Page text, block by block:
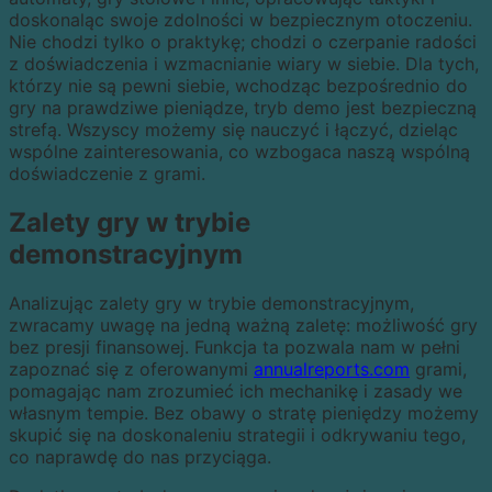
doskonaląc swoje zdolności w bezpiecznym otoczeniu.
Nie chodzi tylko o praktykę; chodzi o czerpanie radości
z doświadczenia i wzmacnianie wiary w siebie. Dla tych,
którzy nie są pewni siebie, wchodząc bezpośrednio do
gry na prawdziwe pieniądze, tryb demo jest bezpieczną
strefą. Wszyscy możemy się nauczyć i łączyć, dzieląc
wspólne zainteresowania, co wzbogaca naszą wspólną
doświadczenie z grami.
Zalety gry w trybie
demonstracyjnym
Analizując zalety gry w trybie demonstracyjnym,
zwracamy uwagę na jedną ważną zaletę: możliwość gry
bez presji finansowej. Funkcja ta pozwala nam w pełni
zapoznać się z oferowanymi annualreports.com grami,
pomagając nam zrozumieć ich mechanikę i zasady we
własnym tempie. Bez obawy o stratę pieniędzy możemy
skupić się na doskonaleniu strategii i odkrywaniu tego,
co naprawdę do nas przyciąga.